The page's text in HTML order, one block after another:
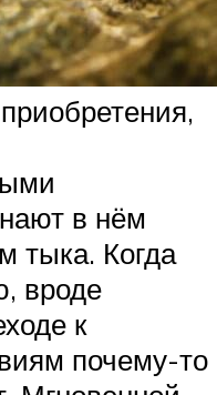
в нём
тыка. Когда
вроде
к
почему-то